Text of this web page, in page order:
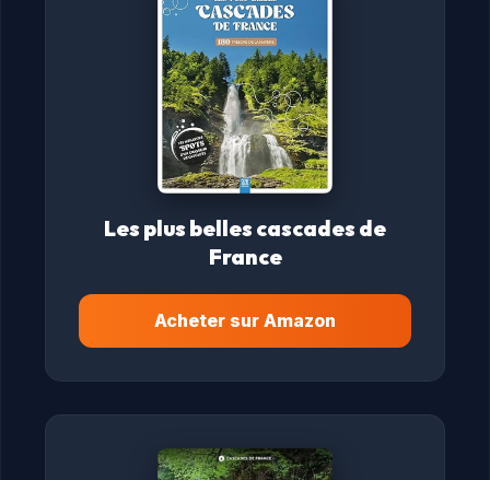
Les plus belles cascades de
France
Acheter sur Amazon